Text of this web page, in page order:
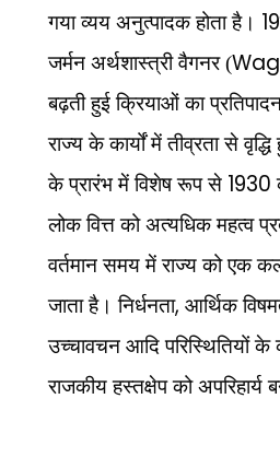
गया व्यय अनुत्पादक होता है। 19
जर्मन अर्थशास्त्री वैगनर (
बढ़ती हुई क्रियाओं का
राज्य के कार्यों में तीव्रता से
के प्रारंभ में विशेष रूप से 1930
लोक वित्त को अत्यधिक महत्व
वर्तमान समय में राज्य को एक
जाता है। निर्धनता, आर्थिक
उच्चावचन आदि परिस्थितियों के
राजकीय हस्तक्षेप को अपरिहार्य